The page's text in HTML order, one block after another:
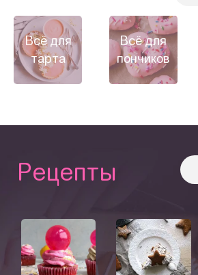
Всё для
тарта
Всё для
пончиков
Рецепты